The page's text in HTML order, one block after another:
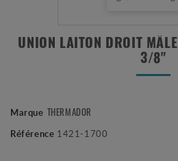
UNION LAITON DROIT
3/8"
Marque THERMADOR
Référence 1421-1700